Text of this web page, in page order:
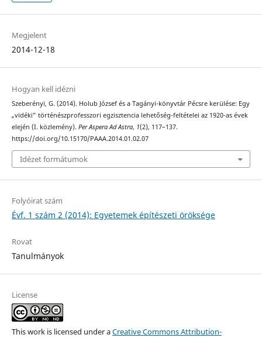
Megjelent
2014-12-18
Hogyan kell idézni
Szeberényi, G. (2014). Holub József és a Tagányi-könyvtár Pécsre kerülése: Egy
„vidéki” történészprofesszori egzisztencia lehetőség-feltételei az 1920-as évek
elején (I. közlemény). Per Aspera Ad Astra, 1(2), 117–137.
https://doi.org/10.15170/PAAA.2014.01.02.07
Idézet formátumok
Folyóirat szám
Évf. 1 szám 2 (2014): Egyetemek építészeti öröksége
Rovat
Tanulmányok
License
This work is licensed under aCreative Commons Attribution-